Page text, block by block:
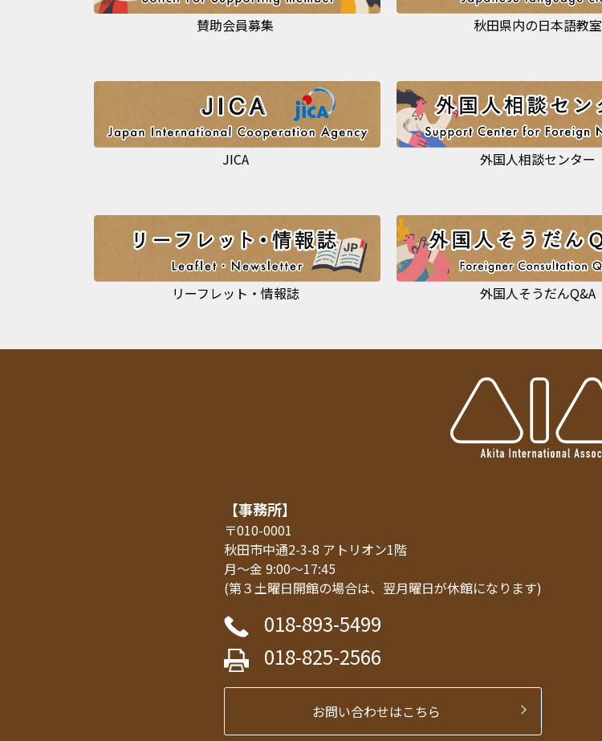
賛助会員募集 秋田県内の日本語教室
JICA 外国人相談センター
リーフレット・情報誌 外国人そうだんQ&A
【事務所】
〒010-0001
秋田市中通2-3-8 アトリオン1階
月～金 9:00～17:45
(第３土曜日開館の場合は、翌月曜日が休館になります)
018-893-5499
018-825-2566
お問い合わせはこちら